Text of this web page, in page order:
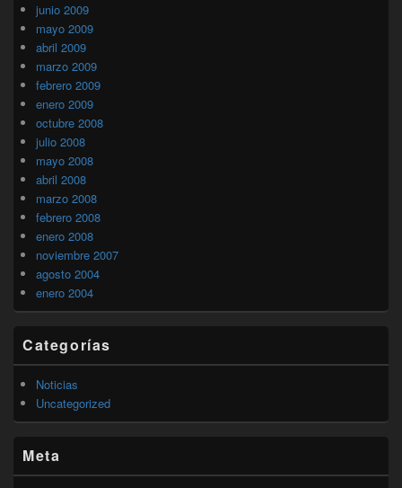
junio 2009
mayo 2009
abril 2009
marzo 2009
febrero 2009
enero 2009
octubre 2008
julio 2008
mayo 2008
abril 2008
marzo 2008
febrero 2008
enero 2008
noviembre 2007
agosto 2004
enero 2004
Categorías
Noticias
Uncategorized
Meta